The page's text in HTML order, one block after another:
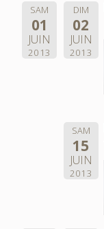
SAM
01
JUIN
2013
DIM
02
JUIN
2013
SAM
15
JUIN
2013